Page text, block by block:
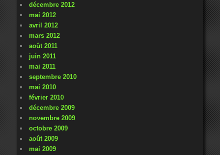
décembre 2012
mai 2012
avril 2012
mars 2012
août 2011
juin 2011
mai 2011
septembre 2010
mai 2010
février 2010
décembre 2009
novembre 2009
octobre 2009
août 2009
mai 2009